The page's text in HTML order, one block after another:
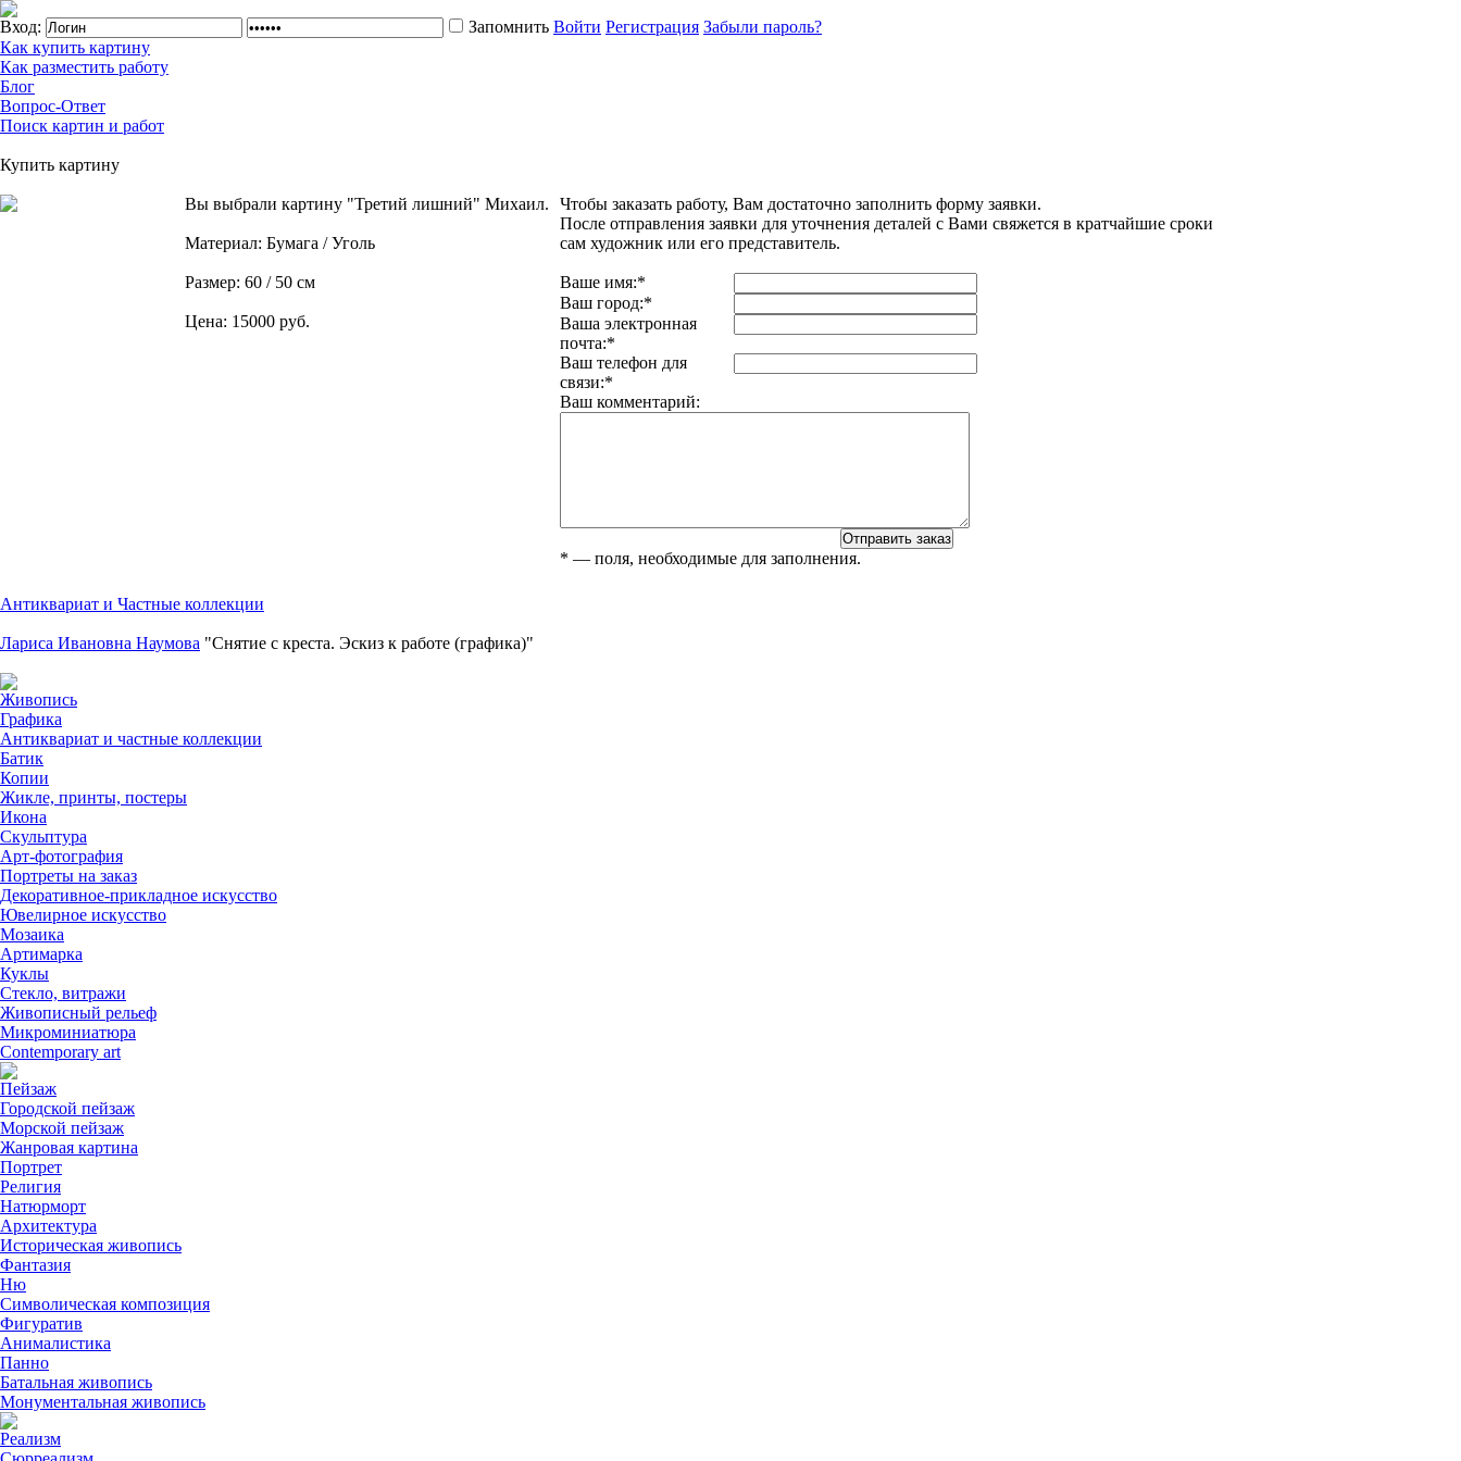
Вход: Запомнить Войти Регистрация Забыли пароль?
Как купить картину
Как разместить работу
Блог
Вопрос-Ответ
Поиск картин и работ
Купить картину
Вы выбрали картину "Третий лишний" Михаил.
Материал: Бумага / Уголь
Размер: 60 / 50 см
Цена: 15000 руб.
Чтобы заказать работу, Вам достаточно заполнить форму заявки.
После отправления заявки для уточнения деталей с Вами свяжется в кратчайшие сроки
сам художник или его представитель.
Ваше имя:*
Ваш город:*
Ваша электронная
почта:*
Ваш телефон для
связи:*
Ваш комментарий:
* — поля, необходимые для заполнения.
Антиквариат и Частные коллекции
Лариса Ивановна Наумова "Снятие с креста. Эскиз к работе (графика)"
Живопись
Графика
Антиквариат и частные коллекции
Батик
Копии
Жикле, принты, постеры
Икона
Скульптура
Арт-фотография
Портреты на заказ
Декоративное-прикладное искусство
Ювелирное искусство
Мозаика
Артимарка
Куклы
Стекло, витражи
Живописный рельеф
Микроминиатюра
Contemporary art
Пейзаж
Городской пейзаж
Морской пейзаж
Жанровая картина
Портрет
Религия
Натюрморт
Архитектура
Историческая живопись
Фантазия
Ню
Символическая композиция
Фигуратив
Анималистикa
Панно
Батальная живопись
Монументальная живопись
Реализм